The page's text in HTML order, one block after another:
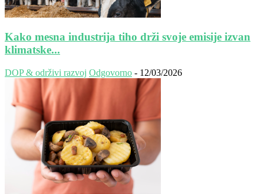
Kako mesna industrija tiho drži svoje emisije izvan
klimatske...
DOP & održivi razvoj Odgovorno - 12/03/2026